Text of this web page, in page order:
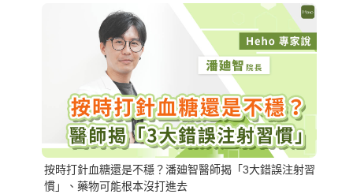
按時打針血糖還是不穩？潘廸智醫師揭「3大錯誤注射習
慣」、藥物可能根本沒打進去